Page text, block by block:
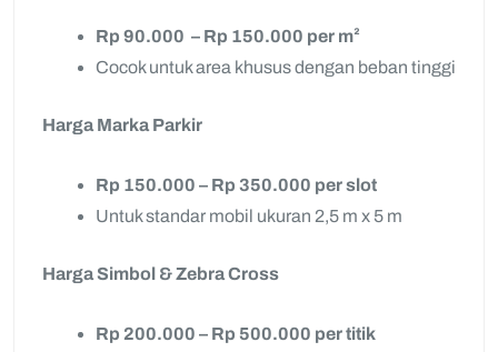
Rp 90.000 – Rp 150.000 per m²
Cocok untuk area khusus dengan beban tinggi
Harga Marka Parkir
Rp 150.000 – Rp 350.000 per slot
Untuk standar mobil ukuran 2,5 m x 5 m
Harga Simbol & Zebra Cross
Rp 200.000 – Rp 500.000 per titik